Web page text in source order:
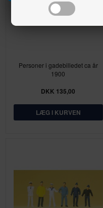
Personer i gadebilledet ca år
1900
DKK 135,00